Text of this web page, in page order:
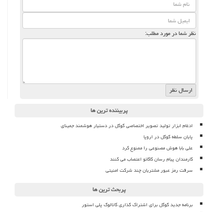
نظر شما در مورد مطلب:
پربیننده ترین ها
ادغام ابزار تولید تصویر اختصاصی گوگل در دستیار هوشمند جمینای
پایان سلطه گوگل در اروپا
علی بابا هوش مصنوعی را ممنوع کرد
کارمندان پیام رسان کاکائو اعتصاب می کنند
سرقت رمز عبور مشتریان چند شرکت امنیتی
پربحث ترین ها
برنامه جدید گوگل برای اشتراک گذاری کاتالوگ پلی استور